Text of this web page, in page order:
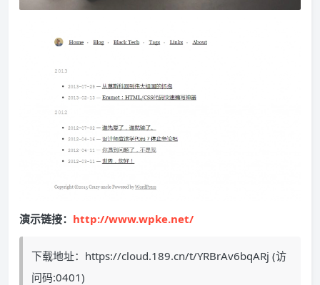
演示链接： http://www.wpke.net/
下载地址：https://cloud.189.cn/t/YRBrAv6bqARj (访
问码:0401)